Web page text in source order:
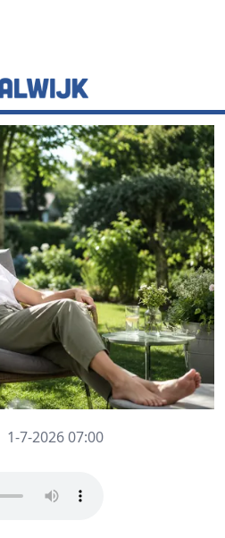
1-7-2026 07:00